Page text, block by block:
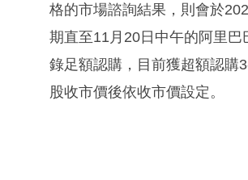
格的市場諮詢結果，則會於
期直至11月20日中午的阿里
錄足額認購，目前獲超額認購
股收市價後依收市價設定。